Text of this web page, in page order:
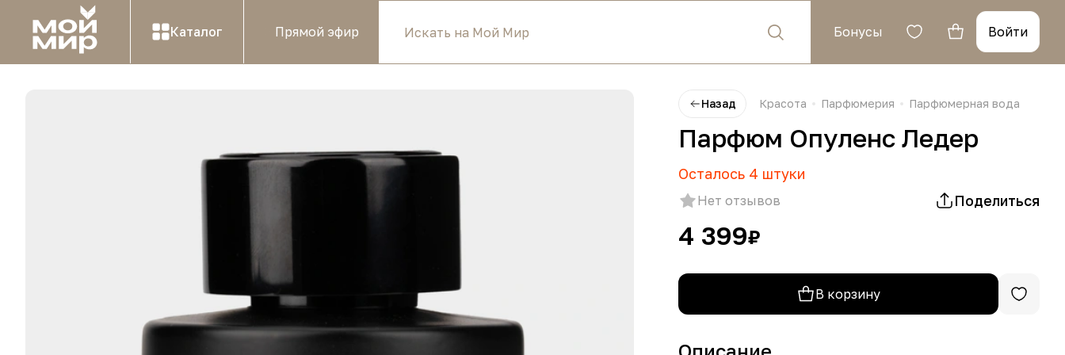
Каталог Прямой эфир Бонусы Войти
Назад Красота Парфюмерия Парфюмерная вода
Парфюм Опуленс Ледер
Осталось 4 штуки
Нет отзывов Поделиться
4 399₽
В корзину